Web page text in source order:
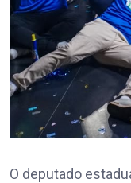
O deputado